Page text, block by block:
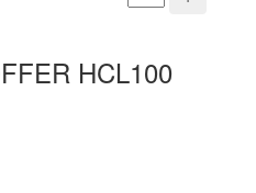
HCL100